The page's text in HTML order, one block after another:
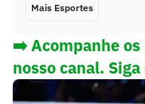
Mais Esportes
➡️ Acompanhe os
nosso canal.